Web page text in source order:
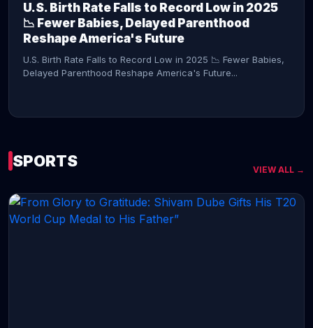
U.S. Birth Rate Falls to Record Low in 2025
📉 Fewer Babies, Delayed Parenthood
Reshape America's Future
U.S. Birth Rate Falls to Record Low in 2025 📉 Fewer Babies,
Delayed Parenthood Reshape America's Future...
SPORTS VIEW ALL →